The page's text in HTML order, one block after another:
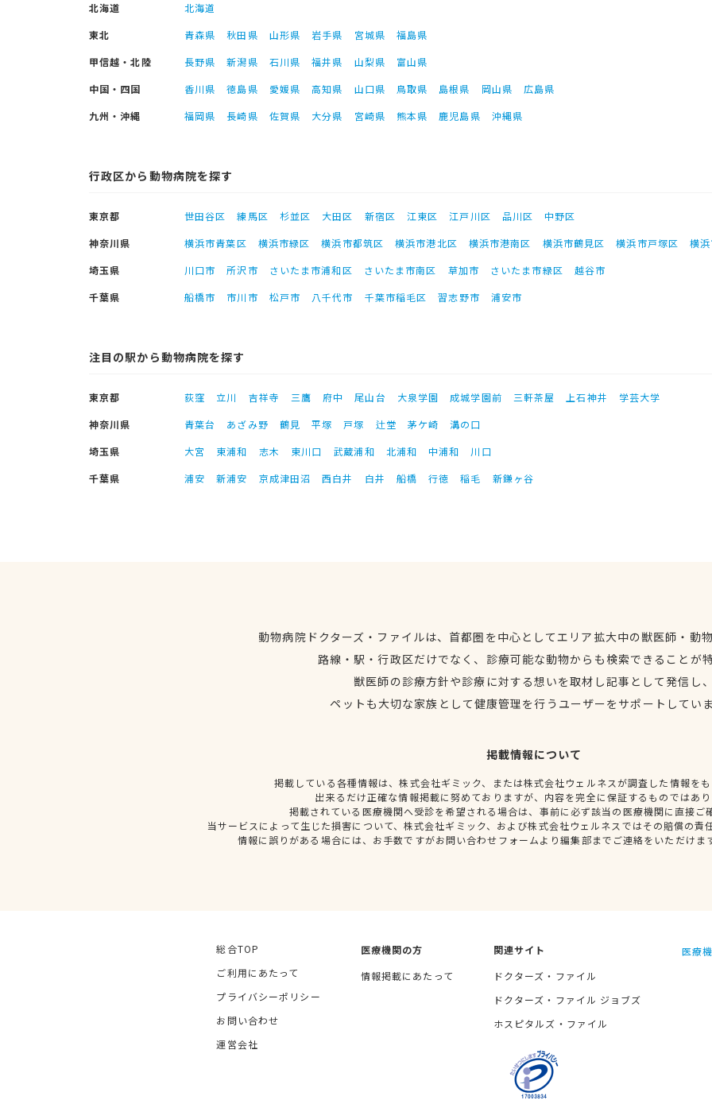
北海道
北海道
東北
青森県 秋田県 山形県 岩手県 宮城県
福島県
甲信越・北陸
長野県 新潟県 石川県 福井県 山梨県
富山県
中国・四国
香川県 徳島県 愛媛県 高知県 山口県 鳥取県 島根県 岡山県
広島県
九州・沖縄
福岡県 長崎県 佐賀県 大分県 宮崎県 熊本県 鹿児島県 沖縄県
行政区から動物病院を探す
東京都 世田谷区 練馬区 杉並区 大田区 新宿区 江東区 江戸川区 品川区
中野区
神奈川県
横浜市青葉区 横浜市緑区 横浜市都筑区 横浜市港北区 横浜市港南区 横浜市鶴見区 横浜市戸塚区
横
埼玉県
川口市 所沢市 さいたま市浦和区 さいたま市南区 草加市 さいたま市緑区
越谷市
千葉県
船橋市 市川市 松戸市 八千代市 千葉市稲毛区 習志野市 浦安市
注目の駅から動物病院を探す
東京都 荻窪 立川 吉祥寺 三鷹 府中 尾山台 大泉学園 成城学園前 三軒茶屋 上石神井
学芸大学
神奈川県
青葉台 あざみ野 鶴見 平塚 戸塚 辻堂 茅ケ崎
溝の口
埼玉県
大宮 東浦和 志木 東川口 武蔵浦和 北浦和 中浦和
川口
千葉県
浦安 新浦安 京成津田沼 西白井 白井 船橋 行徳 稲毛 新鎌ヶ谷
動物病院ドクターズ・ファイルは、首都圏を中心としてエリア拡大中の獣医師・動
路線・駅・行政区だけでなく、診療可能な動物からも検索できることが
獣医師の診療方針や診療に対する想いを取材し記事として発信し
ペットも大切な家族として健康管理を行うユーザーをサポートしてい
掲載情報について
掲載している各種情報は、株式会社ギミック、または株式会社ウェルネスが調査した情報を
出来るだけ正確な情報掲載に努めておりますが、内容を完全に保証するものではあ
掲載されている医療機関へ受診を希望される場合は、事前に必ず該当の医療機関に直接ご
当サービスによって生じた損害について、株式会社ギミック、および株式会社ウェルネスではその賠償の責
情報に誤りがある場合には、お手数ですがお問い合わせフォームより編集部までご連絡をいただけま
総合TOP
ご利用にあたって
プライバシーポリシー
お問い合わせ
運営会社
医療機関の方
情報掲載にあたって
関連サイト
ドクターズ・ファイル
ドクターズ・ファイル ジョブズ
ホスピタルズ・ファイル
医療